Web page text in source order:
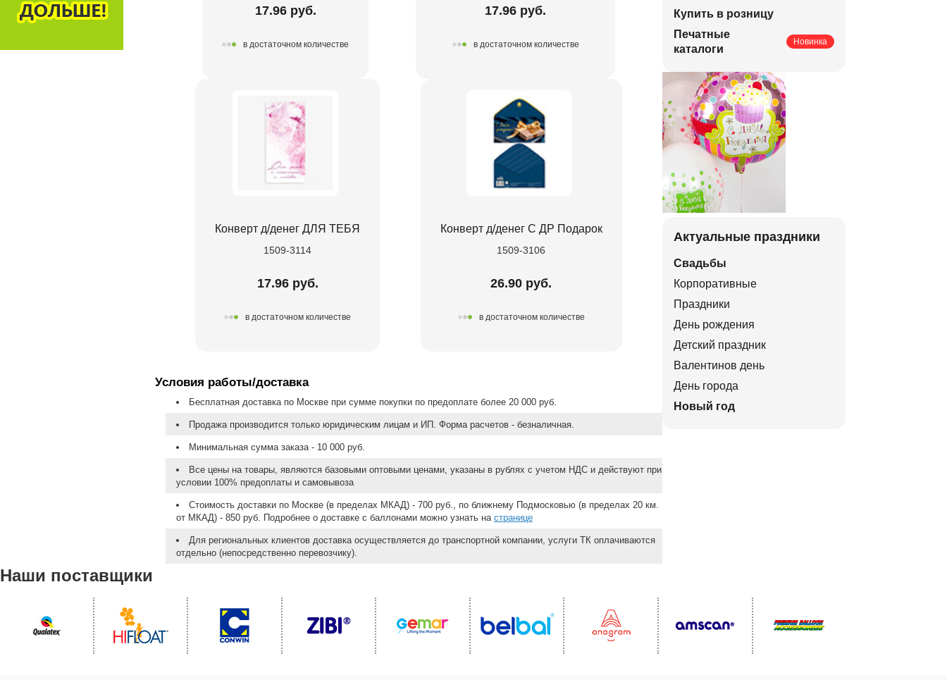
17.96 руб.
в достаточном количестве
17.96 руб.
в достаточном количестве
Конверт д/денег ДЛЯ ТЕБЯ
1509-3114
17.96 руб.
в достаточном количестве
Конверт д/денег С ДР Подарок
1509-3106
26.90 руб.
в достаточном количестве
Условия работы/доставка
Бесплатная доставка по Москве при сумме покупки по предоплате более 20 000 руб.
Продажа производится только юридическим лицам и ИП. Форма расчетов - безналичная.
Минимальная сумма заказа - 10 000 руб.
Все цены на товары, являются базовыми оптовыми ценами, указаны в рублях с учетом НДС и действуют при
условии 100% предоплаты и самовывоза
Стоимость доставки по Москве (в пределах МКАД) - 700 руб., по ближнему Подмосковью (в пределах 20 км.
от МКАД) - 850 руб. Подробнее о доставке с баллонами можно узнать на странице
Для региональных клиентов доставка осуществляется до транспортной компании, услуги ТК оплачиваются
отдельно (непосредственно перевозчику).
Купить в розницу
Печатные
каталоги
Новинка
Актуальные праздники
Свадьбы
Корпоративные
Праздники
День рождения
Детский праздник
Валентинов день
День города
Новый год
Наши поставщики